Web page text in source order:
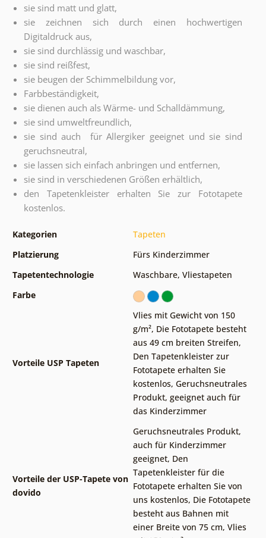
sie sind matt und glatt,
sie zeichnen sich durch einen hochwertigen
Digitaldruck aus,
sie sind durchlässig und waschbar,
sie sind reißfest,
sie beugen der Schimmelbildung vor,
Farbbeständigkeit,
sie dienen auch als Wärme- und Schalldämmung,
sie sind umweltfreundlich,
sie sind auch für Allergiker geeignet und sie sind
geruchsneutral,
sie lassen sich einfach anbringen und entfernen,
sie sind in verschiedenen Größen erhältlich,
den Tapetenkleister erhalten Sie zur Fototapete
kostenlos.
Kategorien
Tapeten
Platzierung
Fürs Kinderzimmer
Tapetentechnologie
Waschbare, Vliestapeten
Farbe
Vorteile USP Tapeten
Vlies mit Gewicht von 150
g/m², Die Fototapete besteht
aus 49 cm breiten Streifen,
Den Tapetenkleister zur
Fototapete erhalten Sie
kostenlos, Geruchsneutrales
Produkt, geeignet auch für
das Kinderzimmer
Vorteile der USP-Tapete von
dovido
Geruchsneutrales Produkt,
auch für Kinderzimmer
geeignet, Den
Tapetenkleister für die
Fototapete erhalten Sie von
uns kostenlos, Die Fototapete
besteht aus Bahnen mit
einer Breite von 75 cm, Vlies